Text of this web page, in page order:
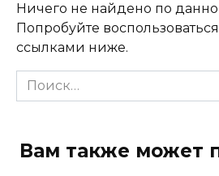
Ничего не найдено по
Попробуйте
ссылками ниже.
Search
for:
Вам также может